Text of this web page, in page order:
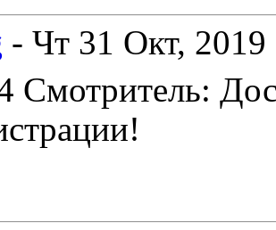
- Чт 31 Окт, 2019
Смотритель: